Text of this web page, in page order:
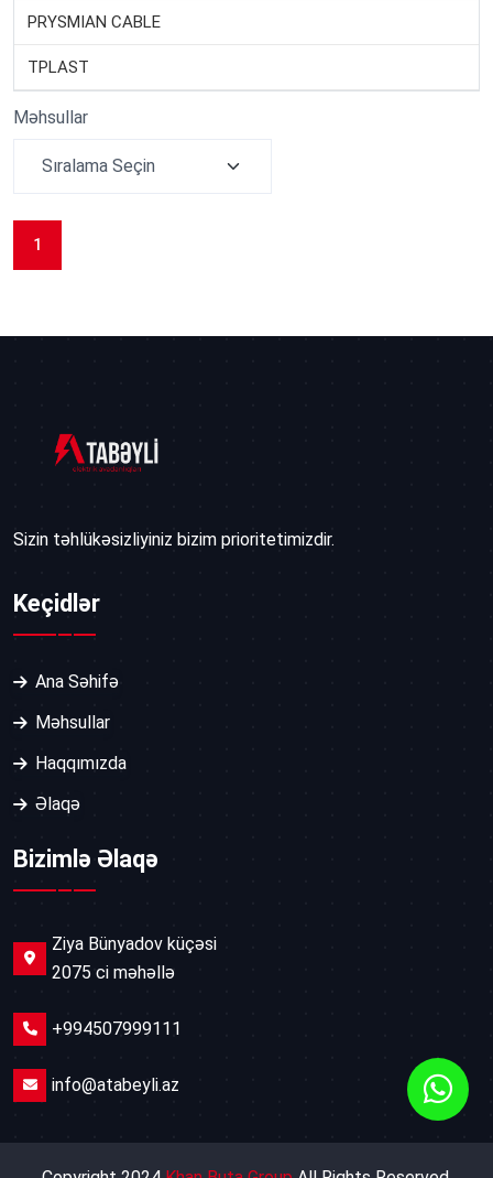
PRYSMIAN CABLE
TPLAST
Məhsullar
1
Sizin təhlükəsizliyiniz bizim prioritetimizdir.
Keçidlər
Ana Səhifə
Məhsullar
Haqqımızda
Əlaqə
Bizimlə Əlaqə
Ziya Bünyadov küçəsi
2075 ci məhəllə
+994507999111
info@atabeyli.az